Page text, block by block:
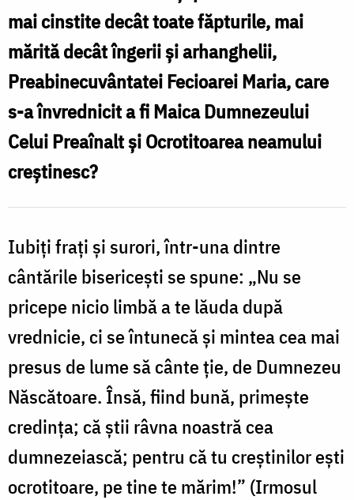
nu
e
mai
decât
lauda
îngerilor
/
Foto:
Ștefan
Cojocariu
mai cinstite decât toate făpturile, mai
mărită decât îngerii și arhanghelii,
Preabinecuvântatei Fecioarei Maria, care
s-a învrednicit a fi Maica Dumnezeului
Celui Preaînalt și Ocrotitoarea neamului
creștinesc?
Iubiți frați și surori, într-una dintre
cântările bisericești se spune: „Nu se
pricepe nicio limbă a te lăuda după
vrednicie, ci se întunecă și mintea cea mai
presus de lume să cânte ție, de Dumnezeu
Născătoare. Însă, fiind bună, primește
credința; că știi râvna noastră cea
dumnezeiască; pentru că tu creștinilor ești
ocrotitoare, pe tine te mărim!” (Irmosul